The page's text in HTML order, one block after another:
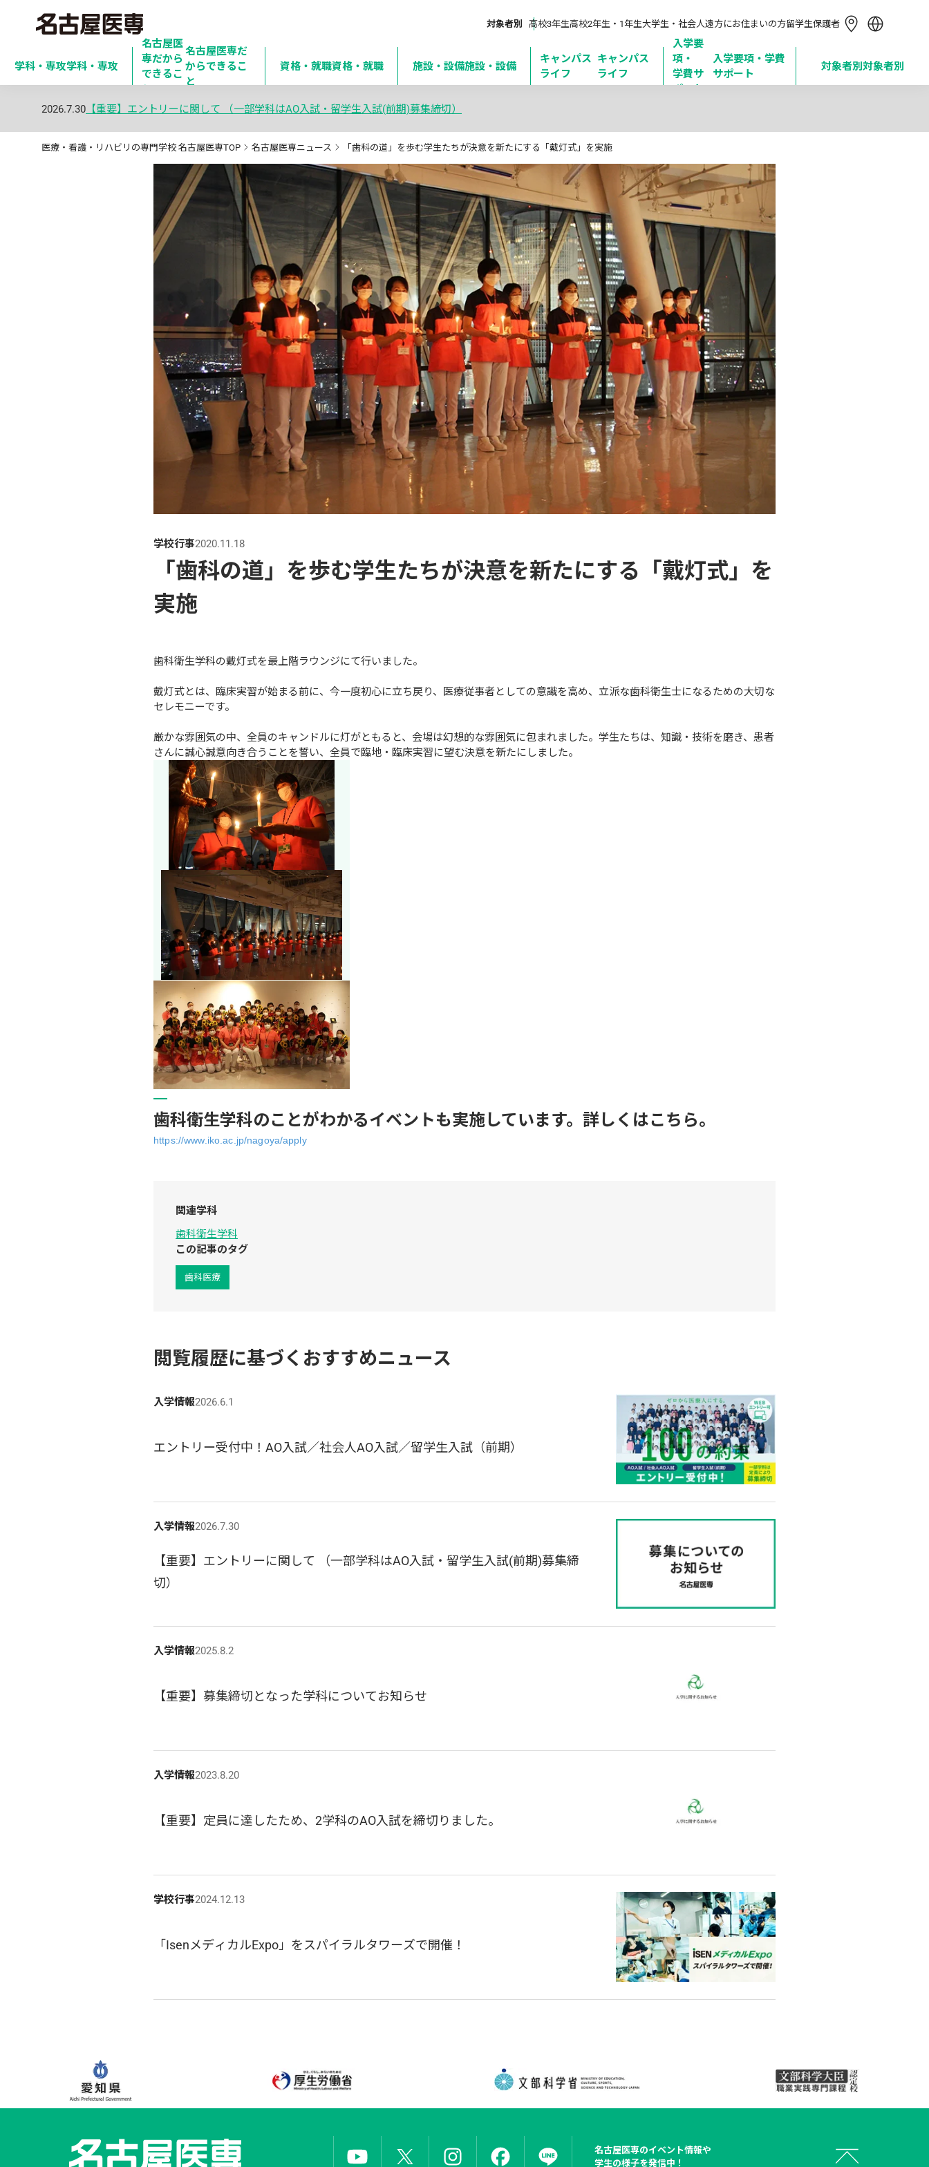
対象者別 高校3年生高校2年生・1年生大学生・社会人遠方にお住まいの方留学生保護者
简体中文
繁體中文
Tiếng Việt
Bahasa Indonesia
学科・専攻学科・専攻
名古屋医
専だから
できるこ
と
名古屋医専だ
からできるこ
と
資格・就職資格・就職 施設・設備施設・設備
キャンパス
ライフ
キャンパス
ライフ
入学要
項・
学費サ
ポート
入学要項・学費
サポート
対象者別 対象者別
2026.7.30 【重要】エントリーに関して （一部学科はAO入試・留学生入試(前期)募集締切）
医療・看護・リハビリの専門学校 名古屋医専TOP 名古屋医専ニュース 「歯科の道」を歩む学生たちが決意を新たにする「戴灯式」を実施
学校行事2020.11.18
「歯科の道」を歩む学生たちが決意を新たにする「戴灯式」を
実施
歯科衛生学科の戴灯式を最上階ラウンジにて行いました。
戴灯式とは、臨床実習が始まる前に、今一度初心に立ち戻り、医療従事者としての意識を高め、立派な歯科衛生士になるための大切な
セレモニーです。
厳かな雰囲気の中、全員のキャンドルに灯がともると、会場は幻想的な雰囲気に包まれました。学生たちは、知識・技術を磨き、患者
さんに誠心誠意向き合うことを誓い、全員で臨地・臨床実習に望む決意を新たにしました。
歯科衛生学科のことがわかるイベントも実施しています。詳しくはこちら。
https://www.iko.ac.jp/nagoya/apply
関連学科
歯科衛生学科
この記事のタグ
歯科医療
閲覧履歴に基づくおすすめニュース
入学情報2026.6.1
エントリー受付中！AO入試／社会人AO入試／留学生入試（前期）
入学情報2026.7.30
【重要】エントリーに関して （一部学科はAO入試・留学生入試(前期)募集締
切）
入学情報2025.8.2
【重要】募集締切となった学科についてお知らせ
入学情報2023.8.20
【重要】定員に達したため、2学科のAO入試を締切りました。
学校行事2024.12.13
「IsenメディカルExpo」をスパイラルタワーズで開催！
名古屋医専のイベント情報や
学生の様子を発信中！